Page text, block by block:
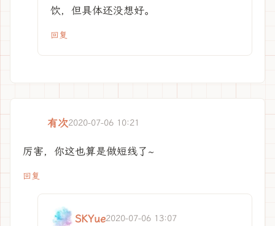
饮，但具体还没想好。
回复
有次2020-07-06 10:21
厉害，你这也算是做短线了~
回复
SKYue2020-07-06 13:07